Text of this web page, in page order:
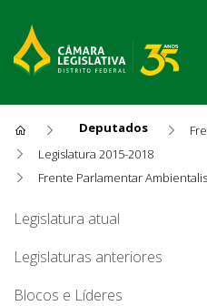
Deputados
Legislatura 2015-2018
Frente Parlamentar
Videos
Legislatura atual
Legislaturas anteriores
Blocos e Líderes